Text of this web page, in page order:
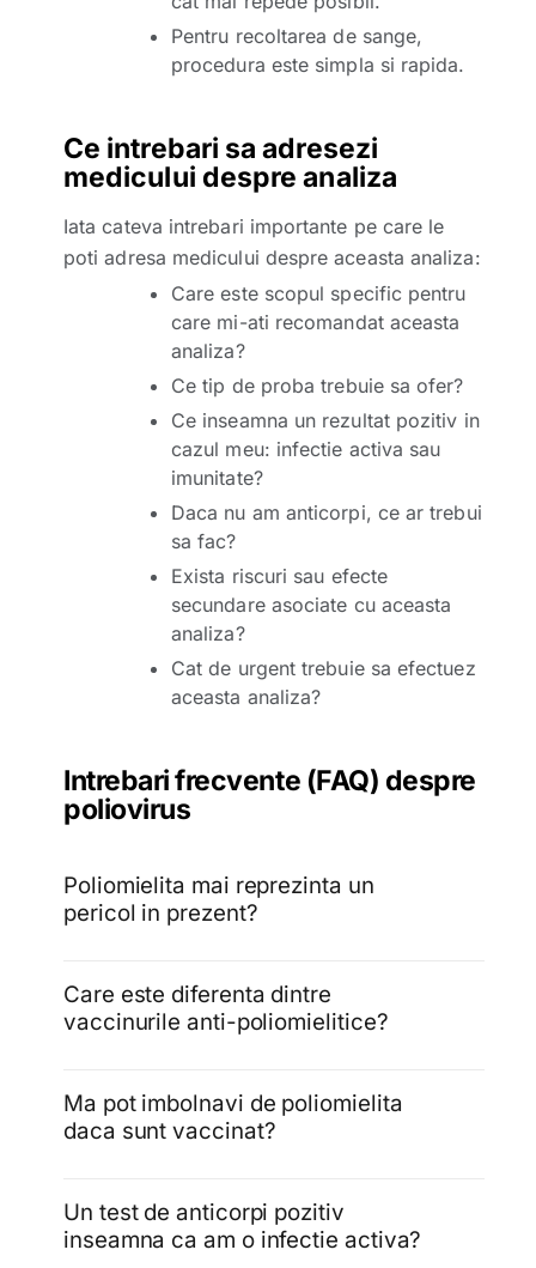
Pentru recoltarea de sange,
procedura este simpla si rapida.
Ce intrebari sa adresezi
medicului despre analiza
Iata cateva intrebari importante pe care le
poti adresa medicului despre aceasta analiza:
Care este scopul specific pentru
care mi-ati recomandat aceasta
analiza?
Ce tip de proba trebuie sa ofer?
Ce inseamna un rezultat pozitiv in
cazul meu: infectie activa sau
imunitate?
Daca nu am anticorpi, ce ar trebui
sa fac?
Exista riscuri sau efecte
secundare asociate cu aceasta
analiza?
Cat de urgent trebuie sa efectuez
aceasta analiza?
Intrebari frecvente (FAQ) despre
poliovirus
Poliomielita mai reprezinta un
pericol in prezent?
Care este diferenta dintre
vaccinurile anti-poliomielitice?
Ma pot imbolnavi de poliomielita
daca sunt vaccinat?
Un test de anticorpi pozitiv
inseamna ca am o infectie activa?